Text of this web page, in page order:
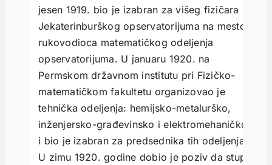
jesen 1919. bio je izabran za višeg fizičara
Jekaterinburškog opservatorijuma na mesto
rukovodioca matematičkog odeljenja
opservatorijuma. U januaru 1920. na
Permskom državnom institutu pri Fizičko-
matematičkom fakultetu organizovao je
tehnička odeljenja: hemijsko-metalurško,
inženjersko-građevinsko i elektromehaničko
i bio je izabran za predsednika tih odeljenja.
U zimu 1920. godine dobio je poziv da stupi